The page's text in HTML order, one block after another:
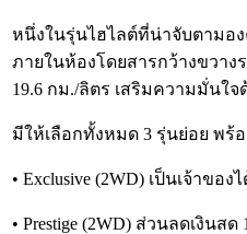
หนึ่งในรุ่นไฮไลต์ที่น่าจับตามอง
ภายในห้องโดยสารกว้างขวา
19.6 กม./ลิตร เสริมความมั่นใ
มีให้เลือกทั้งหมด 3 รุ่นย่อย พร้
• Exclusive (2WD) เป็นเจ้าขอ
• Prestige (2WD) ส่วนลดเงินส